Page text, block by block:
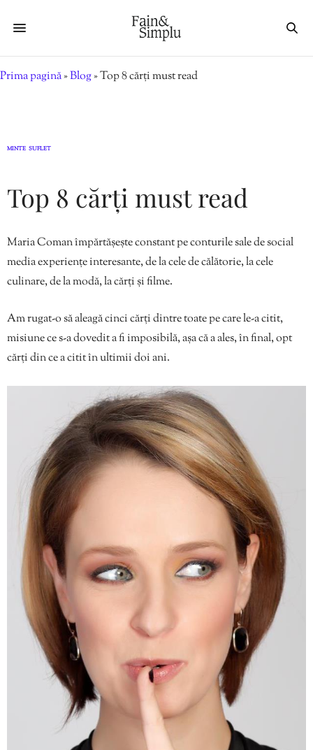
Prima pagină»Blog»Top 8 cărți must read
MINTE SUFLET
Top 8 cărți must read
Maria Coman împărtășește constant pe conturile sale de social
media experiențe interesante, de la cele de călătorie, la cele
culinare, de la modă, la cărți și filme.
Am rugat-o să aleagă cinci cărți dintre toate pe care le-a citit,
misiune ce s-a dovedit a fi imposibilă, așa că a ales, în final, opt
cărți din ce a citit în ultimii doi ani.